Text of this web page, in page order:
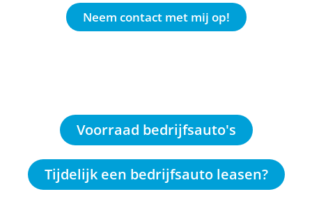
Neem contact met mij op!
Voorraad bedrijfsauto's
Tijdelijk een bedrijfsauto leasen?